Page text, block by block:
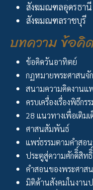
สังฆมณฑลอุดรธานี
สังฆมณฑลราชบุรี
บทความ ข้อคิ
ข้อคิดวันอาทิตย์
กฏหมายพระศาสนจั
สนามความคิดงานแ
ครบเครื่องเรื่องพิธีกร
28 แนวทางเพื่อเติม
ศาสนสัมพันธ์
แพร่ธรรมตามคำสอ
ประตูสู่ความศักดิิ์สิทธิิ์
คำสอนของพระศาส
มิติด้านสังคมในงาน